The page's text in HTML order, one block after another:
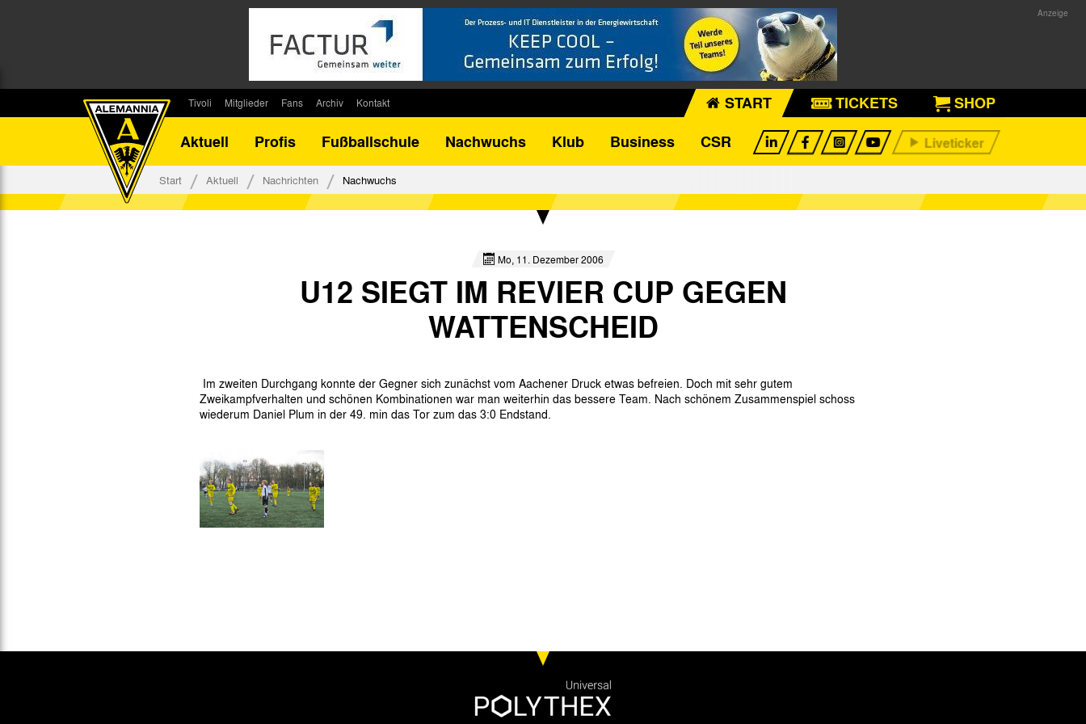
Tivoli
Stadionsprecher
Verbotene Symbolik am Tivoli
Mitglieder
Kontakt
Fans
Fanbeirat
Fan-Klubs
Archiv
Bilanz DFB-Pokal
Kontakt START TICKETS
SHOP
Aktuell
Profis Fußballschule Nachwuchs Klub Business CSR
Start Aktuell Nachrichten Nachwuchs
Mo, 11. Dezember 2006
U12 SIEGT IM REVIER CUP GEGEN
WATTENSCHEID
Im zweiten Durchgang konnte der Gegner sich zunächst vom Aachener Druck etwas befreien. Doch mit sehr gutem
Zweikampfverhalten und schönen Kombinationen war man weiterhin das bessere Team. Nach schönem Zusammenspiel schoss
wiederum Daniel Plum in der 49. min das Tor zum das 3:0 Endstand.